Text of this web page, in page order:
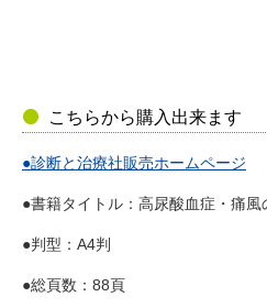
こちらから購入出来ます
●診断と治療社販売ホームページ
●書籍タイトル：高尿酸血症・痛
●判型：A4判
●総頁数：88頁